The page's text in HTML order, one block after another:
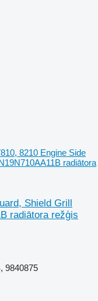
8210 Engine Side
radiātora
Shield Grill
radiātora režģis
9840875